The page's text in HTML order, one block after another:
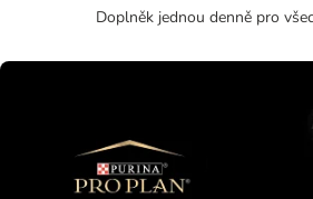
Doplněk jednou denně pro